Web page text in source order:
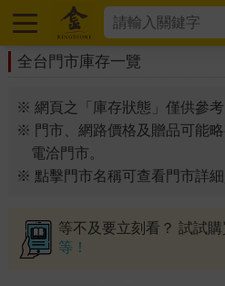
全台門市庫存一覽
※ 網頁之「庫存狀態」僅供參考
※ 門市、網路價格及贈品可能
電洽門市。
※ 點擊門市名稱可查看門市詳細
等不及要立刻看？ 試試購
等！